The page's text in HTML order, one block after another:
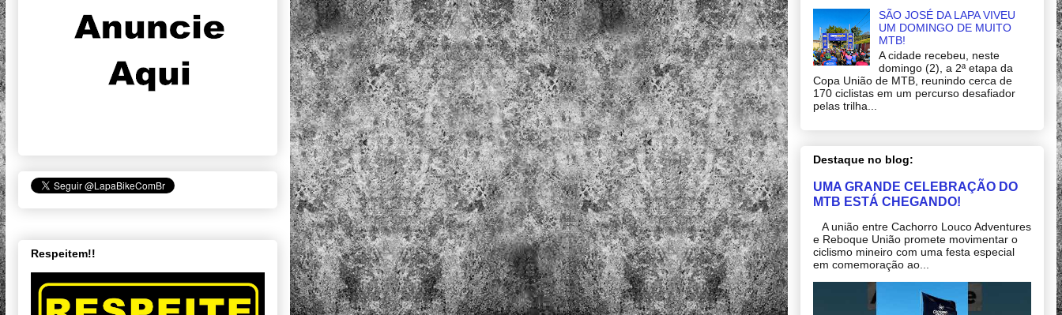
Respeitem!!
SÃO JOSÉ DA LAPA VIVEU
UM DOMINGO DE MUITO
MTB!
A cidade recebeu, neste
domingo (2), a 2ª etapa da
Copa União de MTB, reunindo cerca de
170 ciclistas em um percurso desafiador
pelas trilha...
Destaque no blog:
UMA GRANDE CELEBRAÇÃO DO
MTB ESTÁ CHEGANDO!
A união entre Cachorro Louco Adventures
e Reboque União promete movimentar o
ciclismo mineiro com uma festa especial
em comemoração ao...